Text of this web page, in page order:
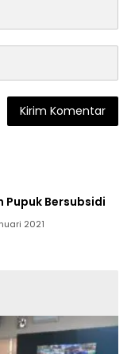
Pupuk Bersubsidi
2021